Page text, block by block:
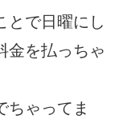
とで日曜にし
金を払っちゃ
ちゃってま